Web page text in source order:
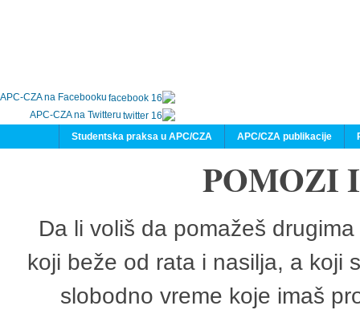
APC-CZA na Facebooku
APC-CZA na Twitteru
APC/CZA publikacije
Studentska praksa u APC/CZA
POMOZI
Da li voliš da pomažeš
koji beže od rata i nasilja, a koji
slobodno vreme koje imaš